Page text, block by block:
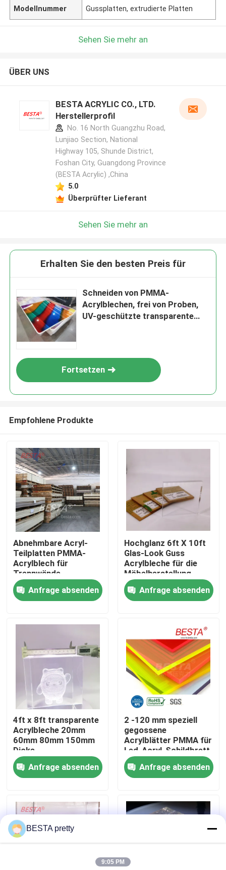
Zu Hause
Videos
Über uns
Werksbesichtigung
Qualitätskontrolle
Kontakt mit uns
Neuigkeiten
Rechtssachen
Bitte um ein Angebot
Modellnummer Gussplatten, extrudierte Platten
Sehen Sie mehr an
ÜBER UNS
BESTA ACRYLIC CO., LTD.
Herstellerprofil
No. 16 North Guangzhu Road,
Lunjiao Section, National
Highway 105, Shunde District,
Foshan City, Guangdong Province
(BESTA Acrylic) ,China
5.0
Überprüfter Lieferant
Sehen Sie mehr an
Erhalten Sie den besten Preis für
Schneiden von PMMA-
Acrylblechen, frei von Proben,
UV-geschützte transparente
Fortsetzen
Empfohlene Produkte
Abnehmbare Acryl-
Teilplatten PMMA-
Acrylblech für
Trennwände
Anfrage absenden
Hochglanz 6ft X 10ft
Glas-Look Guss
Acrylbleche für die
Möbelherstellung
Anfrage absenden
4ft x 8ft transparente
Acrylbleche 20mm
60mm 80mm 150mm
Dicke
Anfrage absenden
2 -120 mm speziell
gegossene
Acrylblätter PMMA für
Led-Acryl-Schildbrett
Anfrage absenden
BESTA pretty
9:05 PM